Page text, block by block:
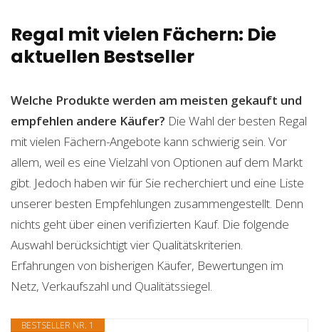
Regal mit vielen Fächern: Die
aktuellen Bestseller
Welche Produkte werden am meisten gekauft und
empfehlen andere Käufer? Die Wahl der besten Regal
mit vielen Fächern-Angebote kann schwierig sein. Vor
allem, weil es eine Vielzahl von Optionen auf dem Markt
gibt. Jedoch haben wir für Sie recherchiert und eine Liste
unserer besten Empfehlungen zusammengestellt. Denn
nichts geht über einen verifizierten Kauf. Die folgende
Auswahl berücksichtigt vier Qualitätskriterien.
Erfahrungen von bisherigen Käufer, Bewertungen im
Netz, Verkaufszahl und Qualitätssiegel.
BESTSELLER NR. 1